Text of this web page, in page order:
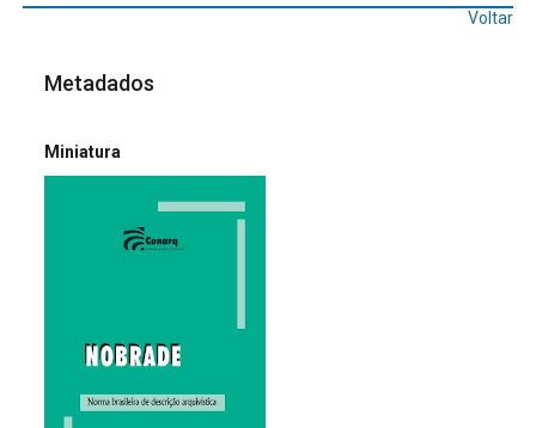
Voltar
Metadados
Miniatura